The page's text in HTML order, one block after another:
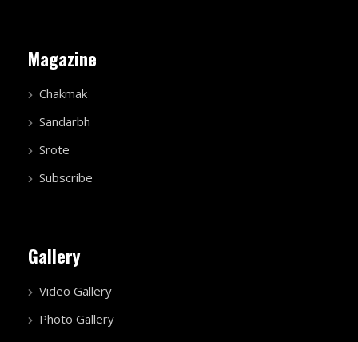
Magazine
Chakmak
Sandarbh
Srote
Subscribe
Gallery
Video Gallery
Photo Gallery